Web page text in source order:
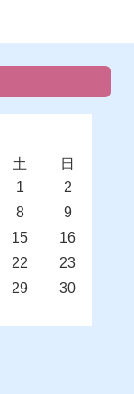
土
日
1
2
8
9
15
16
22
23
29
30